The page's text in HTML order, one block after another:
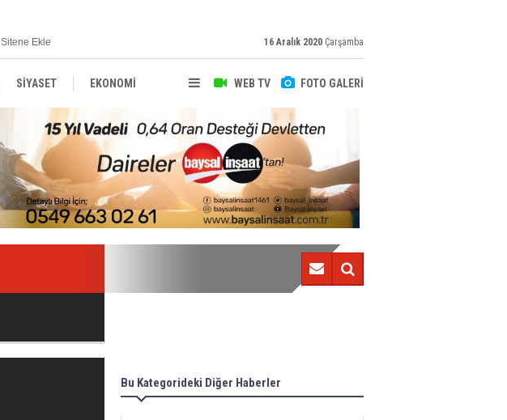
Sitene Ekle 16 Aralık 2020 Çarşamba
WEB TV FOTO GALERİ
SİYASET EKONOMİ
BİLİM - TEKNOLOJİ
Çimşir devreye önde girdi!
Bu Kategorideki Diğer Haberler